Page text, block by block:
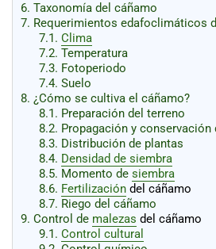
6. Taxonomía del cáñamo
7. Requerimientos edafoclimáticos
7.1. Clima
7.2. Temperatura
7.3. Fotoperiodo
7.4. Suelo
8. ¿Cómo se cultiva el cáñamo?
8.1. Preparación del terreno
8.2. Propagación y conservación
8.3. Distribución de plantas
8.4. Densidad de siembra
8.5. Momento de siembra
8.6. Fertilizacióndel cáñamo
8.7. Riego del cáñamo
9. Control de malezas del cáñamo
9.1. Control cultural